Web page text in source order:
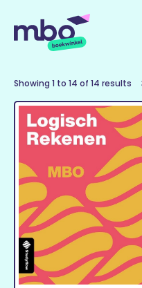
Showing 1 to 14 of 14 results